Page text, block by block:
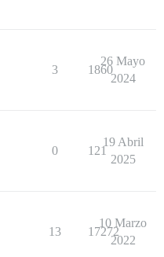
3 1860
26 Mayo
2024
0 121
19 Abril
2025
13 17272
10 Marzo
2022